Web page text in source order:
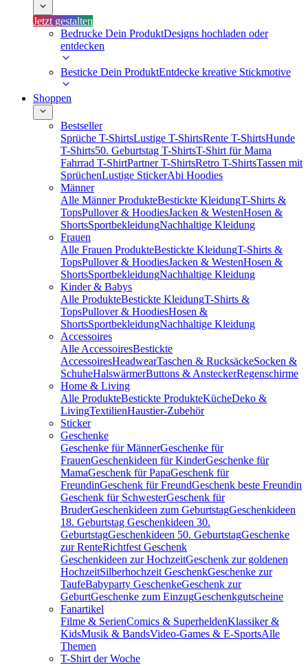
Jetzt gestalten
Bedrucke Dein ProduktDesigns hochladen oder
entdecken
Besticke Dein ProduktEntdecke kreative Stickmotive
Shoppen
Bestseller
Sprüche T-ShirtsLustige T-ShirtsRente T-ShirtsHunde
T-Shirts50. Geburtstag T-ShirtsT-Shirt für Mama
Fahrrad T-ShirtPartner T-ShirtsRetro T-ShirtsTassen mit
SprüchenLustige StickerAbi Hoodies
Männer
Alle Männer ProdukteBestickte KleidungT-Shirts &
TopsPullover & HoodiesJacken & WestenHosen &
ShortsSportbekleidungNachhaltige Kleidung
Frauen
Alle Frauen ProdukteBestickte KleidungT-Shirts &
TopsPullover & HoodiesJacken & WestenHosen &
ShortsSportbekleidungNachhaltige Kleidung
Kinder & Babys
Alle ProdukteBestickte KleidungT-Shirts &
TopsPullover & HoodiesHosen &
ShortsSportbekleidungNachhaltige Kleidung
Accessoires
Alle AccessoiresBestickte
AccessoiresHeadwearTaschen & RucksäckeSocken &
SchuheHalswärmerButtons & AnsteckerRegenschirme
Home & Living
Alle ProdukteBestickte ProdukteKücheDeko &
LivingTextilienHaustier-Zubehör
Sticker
Geschenke
Geschenke für MännerGeschenke für
FrauenGeschenkideen für KinderGeschenke für
MamaGeschenk für PapaGeschenk für
FreundinGeschenk für FreundGeschenk beste Freundin
Geschenk für SchwesterGeschenk für
BruderGeschenkideen zum GeburtstagGeschenkideen
18. Geburtstag Geschenkideen 30.
GeburtstagGeschenkideen 50. GeburtstagGeschenke
zur RenteRichtfest Geschenk
Geschenkideen zur HochzeitGeschenk zur goldenen
HochzeitSilberhochzeit GeschenkGeschenke zur
TaufeBabyparty GeschenkeGeschenk zur
GeburtGeschenke zum EinzugGeschenkgutscheine
Fanartikel
Filme & SerienComics & SuperheldenKlassiker &
KidsMusik & BandsVideo-Games & E-SportsAlle
Themen
T-Shirt der Woche